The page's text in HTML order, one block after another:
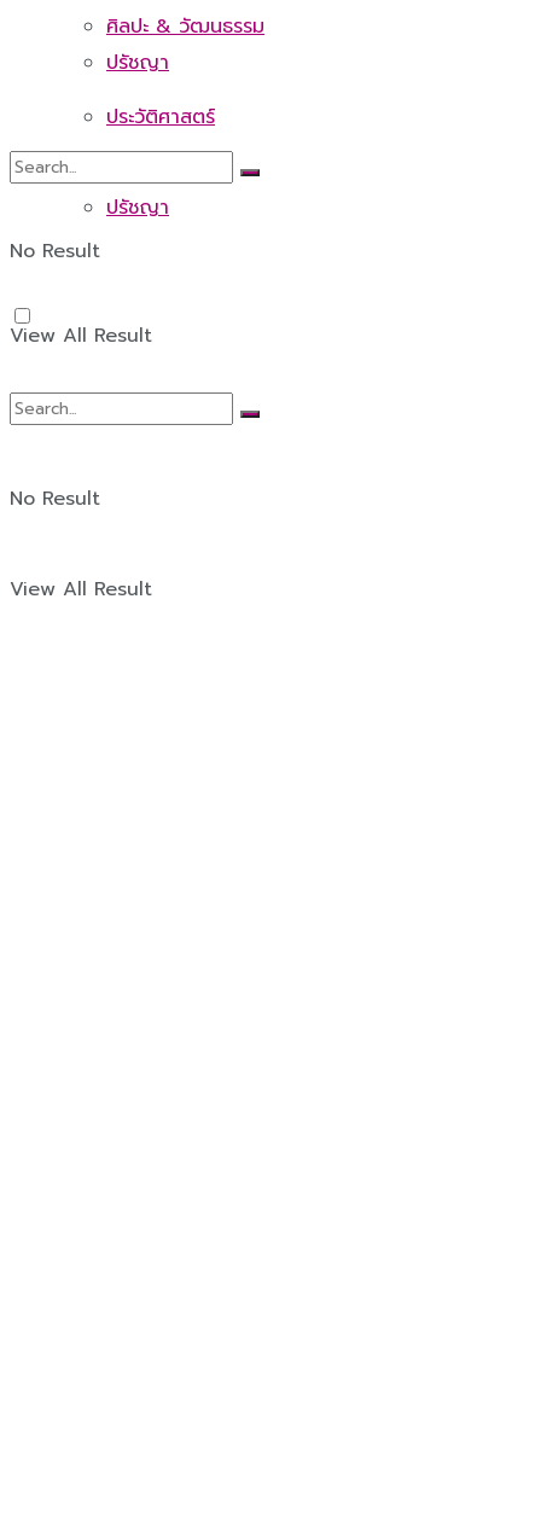
ศิลปะ & วัฒนธรรม
ประวัติศาสตร์
ปรัชญา
No Result
View All Result
ปรัชญา
No Result
View All Result